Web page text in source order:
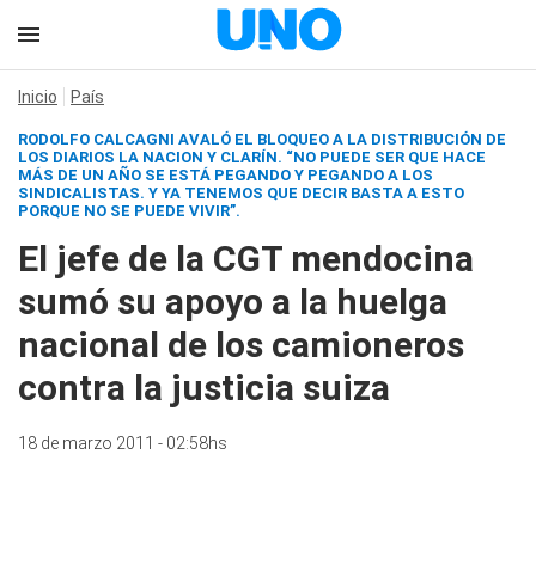
Inicio País
RODOLFO CALCAGNI AVALÓ EL BLOQUEO A LA DISTRIBUCIÓN DE
LOS DIARIOS LA NACION Y CLARÍN. “NO PUEDE SER QUE HACE
MÁS DE UN AÑO SE ESTÁ PEGANDO Y PEGANDO A LOS
SINDICALISTAS. Y YA TENEMOS QUE DECIR BASTA A ESTO
PORQUE NO SE PUEDE VIVIR”.
El jefe de la CGT mendocina
sumó su apoyo a la huelga
nacional de los camioneros
contra la justicia suiza
18 de marzo 2011 - 02:58hs